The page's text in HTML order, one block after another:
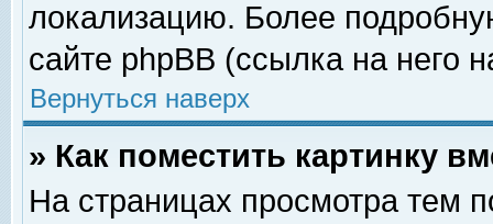
локализацию. Более
сайте phpBB (ссылка на него
Вернуться наверх
» Как поместить картинку
На страницах просмотра тем